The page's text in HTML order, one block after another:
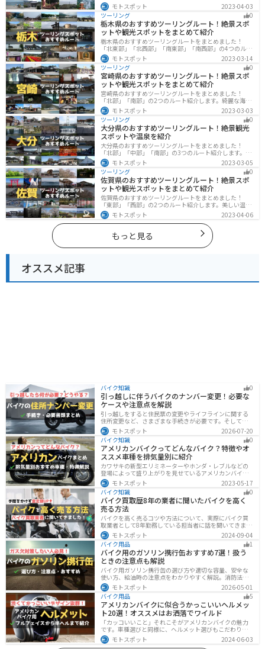
と山に囲まれた自然豊かなエリアが広がり、様々な楽し
み方ができます。バイクで和歌山県にツーリングに行く
際は参考にしてください。
モトスポット
2023-04-03
ツーリング
0
栃木県のおすすめツーリングルート！絶景スポ
ットや観光スポットをまとめて紹介
栃木県のおすすめツーリングルートをまとめました！
「北東部」「北西部」「南東部」「南西部」の4つのルー
ト紹介します。日本を代表する神社や広大な山や滝、湖
などを歴史や自然を満喫するツーリングができます。バ
イクで栃木県にツーリングに行く際は参考にしてくださ
い。
モトスポット
2023-03-14
ツーリング
0
宮崎県のおすすめツーリングルート！絶景スポ
ットや観光スポットをまとめて紹介
宮崎県のおすすめツーリングルートをまとめました！
「北部」「南部」の2つのルート紹介します。綺麗な海岸
線が特徴的な海・自然豊かな山・趣のある神社を満喫す
るツーリングができます。バイクで宮崎県にツーリング
に行く際は参考にしてください。
モトスポット
2023-03-03
ツーリング
0
大分県のおすすめツーリングルート！絶景観光
スポットや温泉を紹介
大分県のおすすめツーリングルートをまとめました！
「北部」「中部」「南部」の3つのルート紹介します。阿
蘇の雄大な自然を満喫できるスポットや温泉を満喫する
ツーリングができます。バイクで大分県にツーリングに
行く際は参考にしてください。
モトスポット
2023-03-05
ツーリング
0
佐賀県のおすすめツーリングルート！絶景スポ
ットや観光スポットをまとめて紹介
佐賀県のおすすめツーリングルートをまとめました！
「東部」「西部」の2つのルート紹介します。美しい温泉
地や古墳群、歴史ある城や神社仏閣など、バイクツーリ
ングに適したスポットが多数存在し、様々な楽しみ方が
できます。バイクで佐賀県にツーリングに行く際は参考
にしてください。
モトスポット 2023-04-06
もっと見る
オススメ記事
バイク知識 0
引っ越しに伴うバイクのナンバー変更！必要な
ケースや注意点を解説
引っ越しをすると住民票の変更やライフラインに関する
住所変更など、さまざまな手続きが必要です。そしてバ
イク乗りの場合は、住所変更やナンバー変更といったバ
イクに関する手続きも忘れてはいけません。しかし、必
要な手続きや手順がわからないという方も多いのではな
いでしょうか。ライダー引っ越したらバイクのナンバー
を変えないといけないの？ライダー引っ越し先でも原付
に乗る場合、どんな手続きが必要か知りたいライダー引
っ越したけど忙しくて住所変更もナンバー変更もしてい
ない・・・今回はこのような疑問・お悩みにお
モトスポット
2026-07-20
バイク知識
0
アメリカンバイクってどんなバイク？特徴やオ
ススメ車種を排気量別に紹介
カワサキの新型エリミネーターやホンダ・レブルなどの
登場によって盛り上がりを見せているアメリカンバイ
ク。スタイリッシュに乗れることはもちろん、ツーリン
グや通学通勤もこなせるアメリカンバイクの特徴や、オ
ススメの車種についてご紹介します！
モトスポット
2023-05-17
バイク知識
0
バイク買取歴8年の業者に聞いたバイクを高く
売る方法
バイクを高く売るコツや方法について、実際にバイク買
取業者として8年勤務している担当者に話を聞いてきまし
た！高く買い取ってもらえるバイクの特徴や業者がどの
くらい利益を上乗せしているかなど、バイクを売ろうと
している人は必見の内容になっています。
モトスポット
2024-09-04
バイク用品
1
バイク用のガソリン携行缶おすすめ7選！扱う
ときの注意点も解説
バイク用ガソリン携行缶の選び方や適切な容量、安全な
使い方、給油時の注意点をわかりやすく解説。消防法適
合品の見分け方や保管・圧力調整のコツ、スタンドでの
給油ルールまで網羅し、ツーリング時のガス欠対策をサ
ポート。SOTOやKIJIMAなどおすすめ携行缶も紹介しま
す。
モトスポット
2026-05-01
バイク用品
5
アメリカンバイクに似合うかっこいいヘルメッ
ト20選！オススメはお洒落でワイルド
「カッコいいこと」それこそがアメリカンバイクの魅力
です。車種選びと同様に、ヘルメット選びもこだわりた
いところですよね。アメリカンバイクの魅力をもっと引
き立ててくれるオススメのヘルメットを紹介します。
モトスポット 2024-06-03